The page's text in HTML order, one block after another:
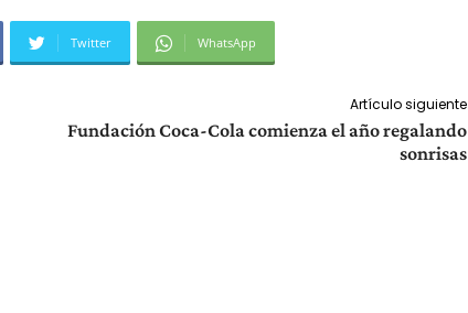
Twitter WhatsApp
Artículo siguiente
Fundación Coca-Cola comienza el año regalando
sonrisas